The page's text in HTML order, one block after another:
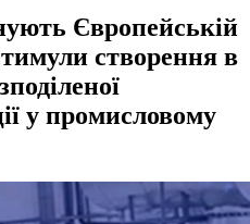
Європейській
створення в
у промисловому